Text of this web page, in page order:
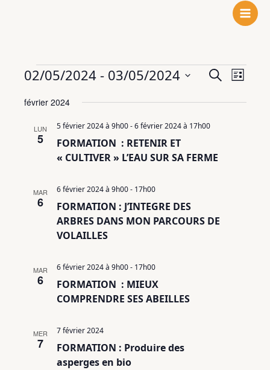
Évènements
Recherche
navigation
vues
Recherche
vues
Liste
02/05/2024 - 03/05/2024
une
février 2024
LUN
5
FORMATION : RETENIR ET
« CULTIVER » L’EAU SUR SA FERME
5 février 2024 à 9h00-6 février 2024 à 17h00
MAR
6
FORMATION : J’INTEGRE DES
ARBRES DANS MON PARCOURS DE
VOLAILLES
6 février 2024 à 9h00- 17h00
MAR
6
FORMATION : MIEUX
COMPRENDRE SES ABEILLES
6 février 2024 à 9h00- 17h00
MER
7
FORMATION : Produire des
asperges en bio
7 février 2024
e
i
s
t
a
m
b
o
k
e
d